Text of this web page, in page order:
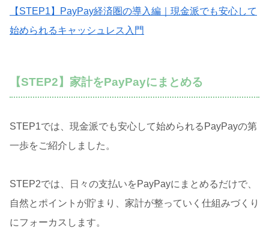
【STEP1】PayPay経済圏の導入編｜現金派でも安心して
始められるキャッシュレス入門
【STEP2】家計をPayPayにまとめる
STEP1では、現金派でも安心して始められるPayPayの第
一歩をご紹介しました。
STEP2では、日々の支払いをPayPayにまとめるだけで、
自然とポイントが貯まり、家計が整っていく仕組みづくり
にフォーカスします。